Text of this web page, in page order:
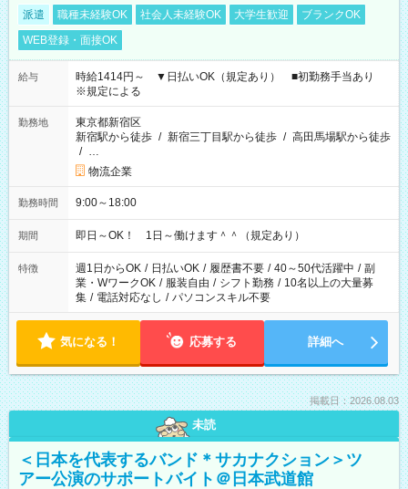
派遣 職種未経験OK 社会人未経験OK 大学生歓迎
ブランクOK
WEB登録・面接OK
給与
時給1414円～ ▼日払いOK（規定あり） ■初勤務手当あり
※規定による
勤務地
東京都新宿区
新宿駅から徒歩 / 新宿三丁目駅から徒歩 / 高田馬場駅から徒歩
/ …
物流企業
勤務時間 9:00～18:00
期間 即日～OK！ 1日～働けます＾＾（規定あり）
特徴 週1日からOK / 日払いOK / 履歴書不要 / 40～50代活躍中 / 副
業・WワークOK / 服装自由 / シフト勤務 / 10名以上の大量募
集 / 電話対応なし / パソコンスキル不要
気になる！ 応募する 詳細へ
掲載日：2026.08.03
未読
＜日本を代表するバンド＊サカナクション＞ツ
アー公演のサポートバイト＠日本武道館